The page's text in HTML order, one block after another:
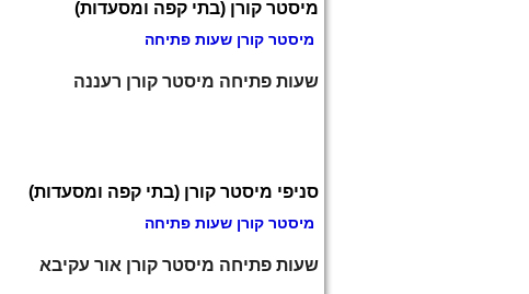
מיסטר קורן (בתי קפה ומסעדות)
מיסטר קורן שעות פתיחה
שעות פתיחה מיסטר קורן רעננה
סניפי מיסטר קורן (בתי קפה ומסעדות)
מיסטר קורן שעות פתיחה
שעות פתיחה מיסטר קורן אור עקיבא